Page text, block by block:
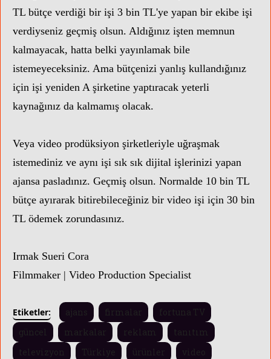
TL bütçe verdiği bir işi 3 bin TL'ye yapan bir ekibe işi
verdiyseniz geçmiş olsun. Aldığınız işten memnun
kalmayacak, hatta belki yayınlamak bile
istemeyeceksiniz. Ama bütçenizi yanlış kullandığınız
için işi yeniden A şirketine yaptıracak yeterli
kaynağınız da kalmamış olacak.
Veya video prodüksiyon şirketleriyle uğraşmak
istemediniz ve aynı işi sık sık dijital işlerinizi yapan
ajansa pasladınız. Geçmiş olsun. Normalde 10 bin TL
bütçe ayırarak bitirebileceğiniz bir video işi için 30 bin
TL ödemek zorundasınız.
Irmak Sueri Cora
Filmmaker | Video Production Specialist
Etiketler: ajans firmalar
fortuna TV
güncel
markalar reklam
tanıtım
televizyon
Türkiye ürünler
video